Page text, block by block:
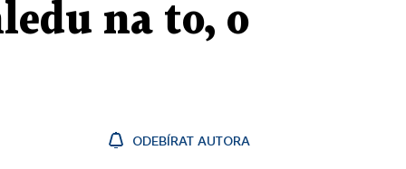
na to, o
ODEBÍRAT AUTORA